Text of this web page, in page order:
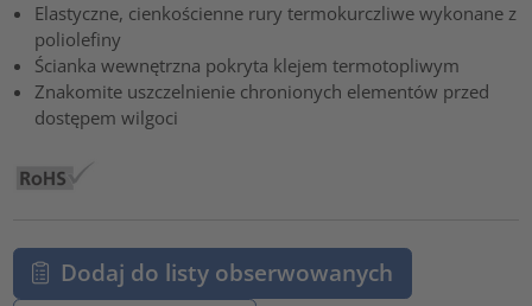
Elastyczne, cienkościenne rury termokurczliwe wykonane z
poliolefiny
Ścianka wewnętrzna pokryta klejem termotopliwym
Znakomite uszczelnienie chronionych elementów przed
dostępem wilgoci
Dodaj do listy obserwowanych